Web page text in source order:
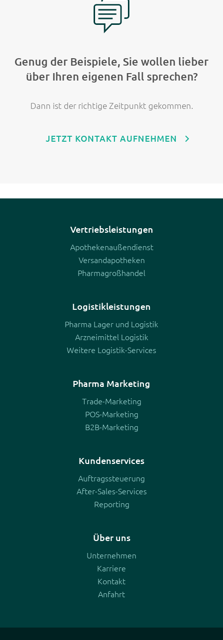
Genug der Beispiele, Sie wollen lieber
über Ihren eigenen Fall sprechen?
Dann ist der richtige Zeitpunkt gekommen.
JETZT KONTAKT AUFNEHMEN
Vertriebsleistungen
Apothekenaußendienst
Versandapotheken
Pharmagroßhandel
Logistikleistungen
Pharma Lager und Logistik
Arzneimittel Logistik
Weitere Logistik-Services
Pharma Marketing
Trade-Marketing
POS-Marketing
B2B-Marketing
Kundenservices
Auftragssteuerung
After-Sales-Services
Reporting
Über uns
Unternehmen
Karriere
Kontakt
Anfahrt